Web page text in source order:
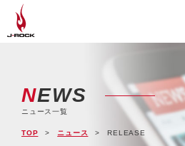
NEWS
ニュース一覧
TOP ニュース RELEASE